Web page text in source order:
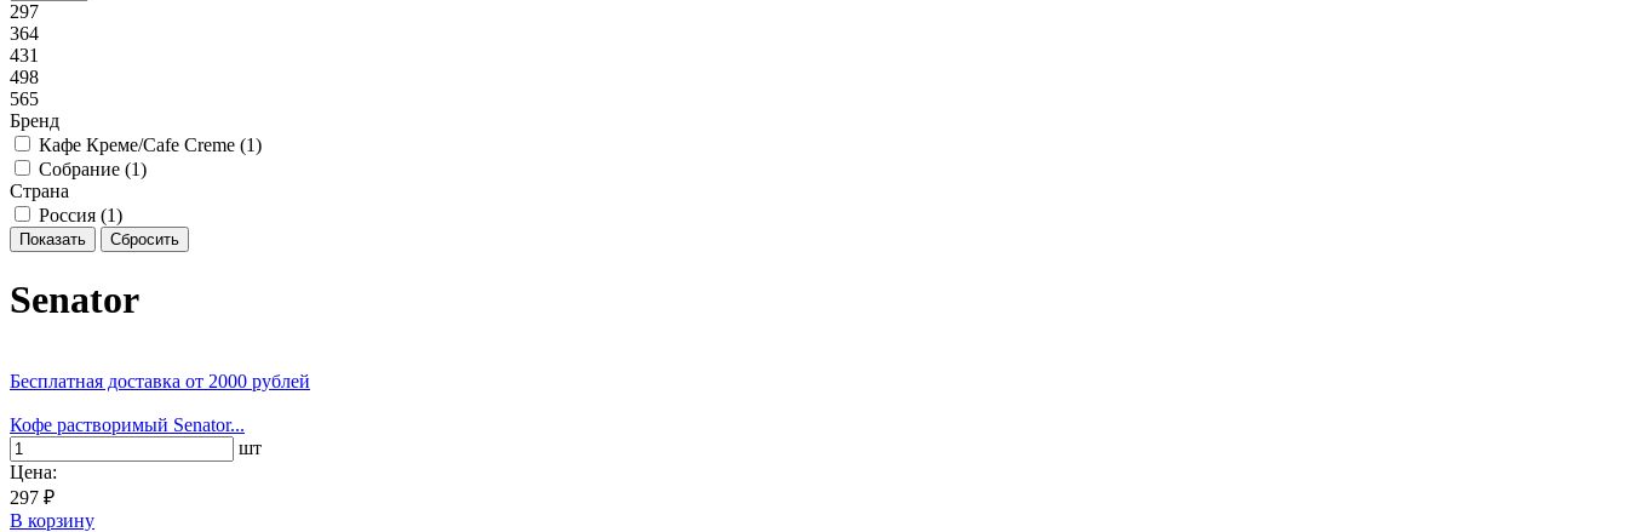
297
364
431
498
565
Бренд
Кафе Креме/Cafe Creme (1)
Собрание (1)
Страна
Россия (1)
Senator
Бесплатная доставка от 2000 рублей
Кофе растворимый Senator...
шт
Цена:
297 ₽
В корзину